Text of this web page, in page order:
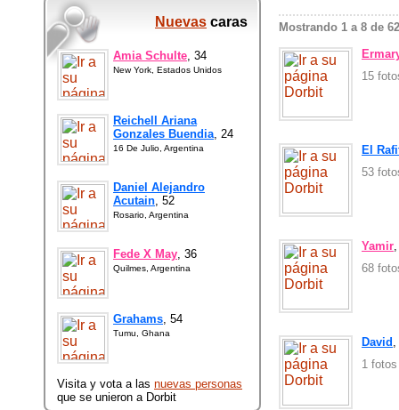
Nuevas caras
Amia Schulte, 34
New York, Estados Unidos
Reichell Ariana
Gonzales Buendia, 24
16 De Julio, Argentina
Daniel Alejandro
Acutain, 52
Rosario, Argentina
Fede X May, 36
Quilmes, Argentina
Grahams, 54
Tumu, Ghana
Visita y vota a las nuevas personas
que se unieron a Dorbit
Mostrando 1 a 8 de
15
El
53
Yamir
68
David
1